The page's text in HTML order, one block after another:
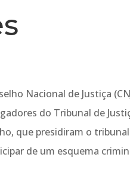
Nacional de Justiça
do Tribunal de
que presidiram o tribunal
de um esquema